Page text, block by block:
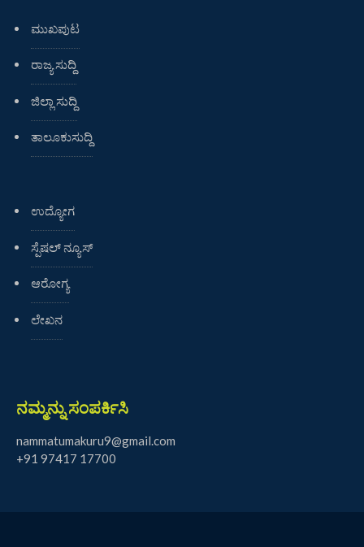
ಮುಖಪುಟ
ರಾಜ್ಯ ಸುದ್ದಿ
ಜಿಲ್ಲಾ ಸುದ್ದಿ
ತಾಲೂಕುಸುದ್ದಿ
ಉದ್ಯೋಗ
ಸ್ಪೆಷಲ್ ನ್ಯೂಸ್
ಆರೋಗ್ಯ
ಲೇಖನ
ನಮ್ಮನ್ನು ಸಂಪರ್ಕಿಸಿ
nammatumakuru9@gmail.com
+91 97417 17700